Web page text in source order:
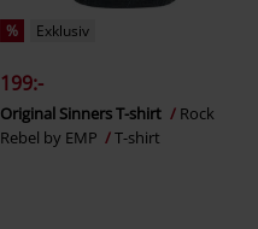
% Exklusiv
199:-
Original Sinners T-shirt
Rock
Rebel by EMP
T-shirt